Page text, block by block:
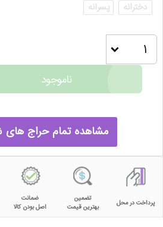
دخترانه
پسرانه
ناموجود
مشاهده تمام حراج های
پرداخت در محل
تضمین
بهترین قیمت
ضمانت
اصل بودن کالا